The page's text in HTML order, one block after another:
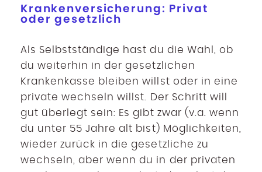
Krankenversicherung: Privat
oder gesetzlich
Als Selbstständige hast du die Wahl, ob
du weiterhin in der gesetzlichen
Krankenkasse bleiben willst oder in eine
private wechseln willst. Der Schritt will
gut überlegt sein: Es gibt zwar (v.a. wenn
du unter 55 Jahre alt bist) Möglichkeiten,
wieder zurück in die gesetzliche zu
wechseln, aber wenn du in der privaten